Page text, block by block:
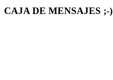
CAJA DE MENSAJES ;-)